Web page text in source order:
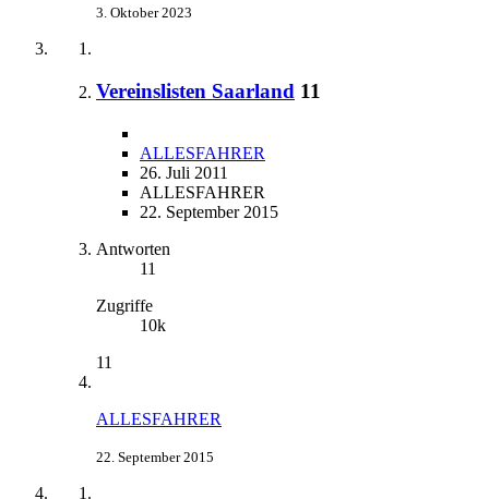
3. Oktober 2023
Vereinslisten Saarland 11
ALLESFAHRER
26. Juli 2011
ALLESFAHRER
22. September 2015
Antworten
11
Zugriffe
10k
11
ALLESFAHRER
22. September 2015